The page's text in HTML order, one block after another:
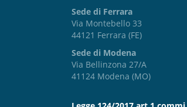
Sede di Ferrara
Via Montebello 33
44121 Ferrara (FE)
Sede di Modena
Via Bellinzona 27/A
41124 Modena (MO)